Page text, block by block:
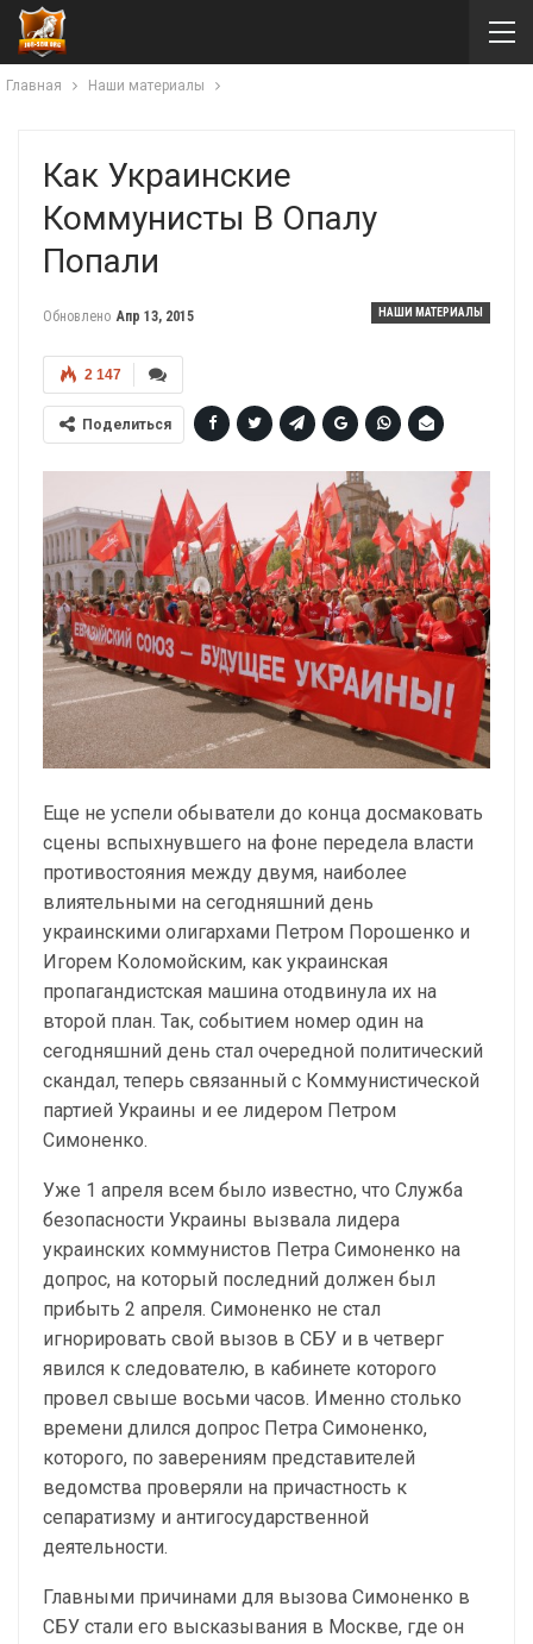
Главная Наши материалы
Как Украинские
Коммунисты В Опалу
Попали
НАШИ МАТЕРИАЛЫ
Обновлено Апр 13, 2015
2 147
Поделиться
Еще не успели обыватели до конца досмаковать
сцены вспыхнувшего на фоне передела власти
противостояния между двумя, наиболее
влиятельными на сегодняшний день
украинскими олигархами Петром Порошенко и
Игорем Коломойским, как украинская
пропагандистская машина отодвинула их на
второй план. Так, событием номер один на
сегодняшний день стал очередной политический
скандал, теперь связанный с Коммунистической
партией Украины и ее лидером Петром
Симоненко.
Уже 1 апреля всем было известно, что Служба
безопасности Украины вызвала лидера
украинских коммунистов Петра Симоненко на
допрос, на который последний должен был
прибыть 2 апреля. Симоненко не стал
игнорировать свой вызов в СБУ и в четверг
явился к следователю, в кабинете которого
провел свыше восьми часов. Именно столько
времени длился допрос Петра Симоненко,
которого, по заверениям представителей
ведомства проверяли на причастность к
сепаратизму и антигосударственной
деятельности.
Главными причинами для вызова Симоненко в
СБУ стали его высказывания в Москве, где он